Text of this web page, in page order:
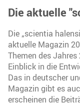
Die aktuelle
Die „scientia
aktuelle Magazin
Themen des
Einblick in die
Das in deutscher
Magazin gibt es
erscheinen die